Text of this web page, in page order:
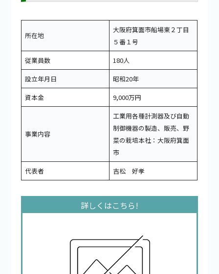
所在地
大阪府箕面市船場東２丁目
５番１号
従業員数
180人
設立年月日
昭和20年
資本金
9,000万円
事業内容
工業用各種計測器及び自動
制御機器の製造、販売、野
菜の栽培本社：大阪府箕面
市
代表者
吉松 好孝